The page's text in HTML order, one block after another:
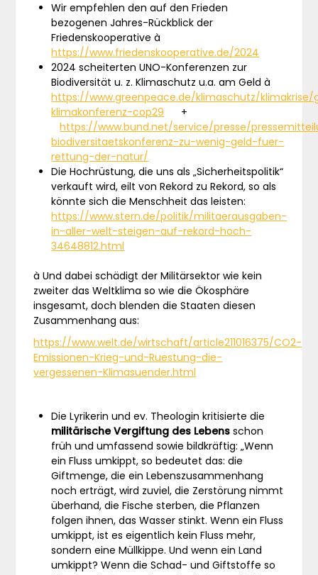
Wir empfehlen den auf den Frieden
bezogenen Jahres-Rückblick der
Friedenskooperative à
https://www.friedenskooperative.de/2024
2024 scheiterten UNO-Konferenzen zur
Biodiversität u. z. Klimaschutz u.a. am Geld à
https://www.greenpeace.de/klimaschutz/
klimakonferenz-cop29 +
https://www.bund.net/service/presse/
biodiversitaetskonferenz-zu-wenig-geld-fuer-
rettung-der-natur/
Die Hochrüstung, die uns als „Sicherheitspolitik“
verkauft wird, eilt von Rekord zu Rekord, so als
könnte sich die Menschheit das leisten:
https://www.stern.de/politik/militaerausgaben-
in-aller-welt-steigen-auf-rekord-hoch-
34648812.html
à Und dabei schädigt der Militärsektor wie kein
zweiter das Weltklima so wie die Ökosphäre
insgesamt, doch blenden die Staaten diesen
Zusammenhang aus:
https://www.welt.de/wirtschaft/article211016375/CO2-
Emissionen-Krieg-und-Ruestung-die-
vergessenen-Klimasuender.html
Die Lyrikerin und ev. Theologin kritisierte die
militärische Vergiftung des Lebens schon
früh und umfassend sowie bildkräftig: „Wenn
ein Fluss umkippt, so bedeutet das: die
Giftmenge, die ein Lebenszusammenhang
noch erträgt, wird zuviel, die Zerstörung nimmt
überhand, die Fische sterben, die Pflanzen
folgen ihnen, das Wasser stinkt. Wenn ein Fluss
umkippt, ist es eigentlich kein Fluss mehr,
sondern eine Müllkippe. Und wenn ein Land
umkippt? Wenn die Schad- und Giftstoffe so